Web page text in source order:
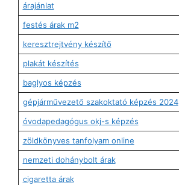
árajánlat
festés árak m2
keresztrejtvény készítő
plakát készítés
baglyos képzés
gépjárművezető szakoktató képzés 2024
óvodapedagógus okj-s képzés
zöldkönyves tanfolyam online
nemzeti dohánybolt árak
cigaretta árak